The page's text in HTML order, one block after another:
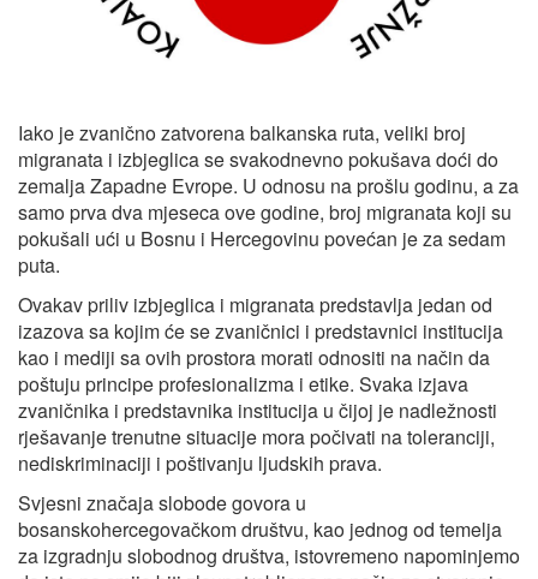
Iako je zvanično zatvorena balkanska ruta, veliki broj
migranata i izbjeglica se svakodnevno pokušava doći do
zemalja Zapadne Evrope. U odnosu na prošlu godinu, a za
samo prva dva mjeseca ove godine, broj migranata koji su
pokušali ući u Bosnu i Hercegovinu povećan je za sedam
puta.
Ovakav priliv izbjeglica i migranata predstavlja jedan od
izazova sa kojim će se zvaničnici i predstavnici institucija
kao i mediji sa ovih prostora morati odnositi na način da
poštuju principe profesionalizma i etike. Svaka izjava
zvaničnika i predstavnika institucija u čijoj je nadležnosti
rješavanje trenutne situacije mora počivati na toleranciji,
nediskriminaciji i poštivanju ljudskih prava.
Svjesni značaja slobode govora u
bosanskohercegovačkom društvu, kao jednog od temelja
za izgradnju slobodnog društva, istovremeno napominjemo